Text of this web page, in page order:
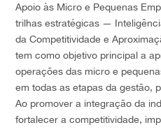
Apoio às Micro e Pequenas
trilhas estratégicas —
da Competitividade e
tem como objetivo principal a
operações das micro e
em todas as etapas da gestão,
Ao promover a integração da
fortalecer a competitividade,